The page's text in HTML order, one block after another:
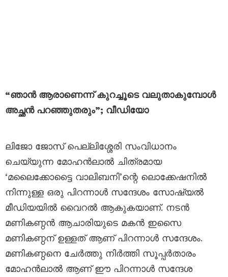
“ഞാൻ ആരാണെന്ന് കുറച്ചൂടെ വലുതാകുമ്പോൾ
അച്ഛൻ പറഞ്ഞുതരും”; വീഡിയോ
ലിജോ ജോസ് പെല്ലിശ്ശേരി സംവിധാനം
ചെയ്യുന്ന മോഹൻലാൽ ചിത്രമായ
‘മലൈക്കോട്ടൈ വാലിബനി’ന്റെ ലൊക്കേഷനിൽ
നിന്നുള്ള ഒരു പിറന്നാൾ സന്ദേശം സോഷ്യൽ
മീഡിയയിൽ വൈറൽ ആകുകയാണ്. നടൻ
മണികണ്ഠൻ ആചാരിയുടെ മകൻ ഇസൈ
മണികണ്ഠന് ഉള്ളത് ആണ് പിറന്നാൾ സന്ദേശം.
മണികണ്ഠനെ ചേർത്തു നിർത്തി സൂപ്പർതാരം
മോഹൻലാൽ ആണ് ഈ പിറന്നാൾ സന്ദേശ